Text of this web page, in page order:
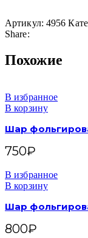
Артикул: 4956
Share:
Похожие
В избранное
В корзину
Шар
750₽
В избранное
В корзину
Шар
800₽